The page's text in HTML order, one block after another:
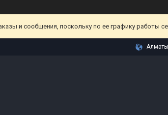
и сообщения, поскольку по ее графику работы